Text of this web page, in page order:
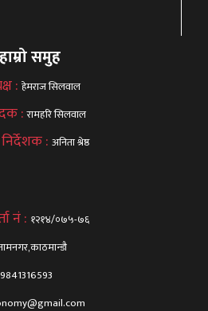
हाम्रो समुह
: हेमराज सिलवाल
:रामहरि सिलवाल
: अनिता श्रेष्ठ
नं : १२१४/०७५-७६